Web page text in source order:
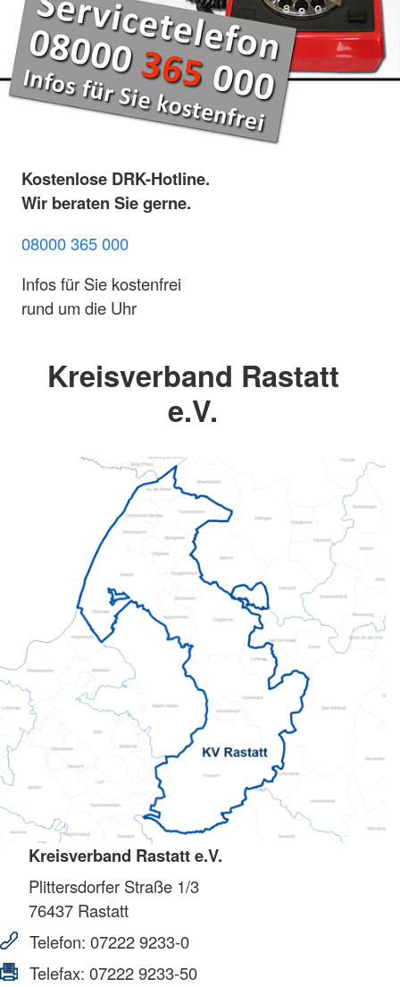
Kostenlose DRK-Hotline.
Wir beraten Sie gerne.
08000 365 000
Infos für Sie kostenfrei
rund um die Uhr
Kreisverband Rastatt
e.V.
Kreisverband Rastatt e.V.
Plittersdorfer Straße 1/3
76437 Rastatt
Telefon: 07222 9233-0
Telefax: 07222 9233-50